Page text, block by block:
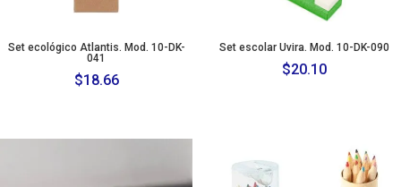
Set ecológico Atlantis. Mod. 10-DK-
041
$18.66
Set escolar Uvira. Mod. 10-DK-090
$20.10